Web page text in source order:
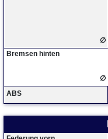
∅
Bremsen hinten
∅
ABS